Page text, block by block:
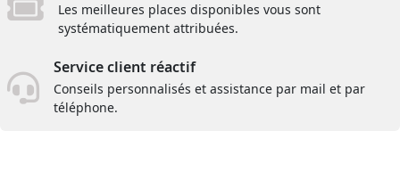
Les meilleures places disponibles vous sont
systématiquement attribuées.
Service client réactif
Conseils personnalisés et assistance par mail et par
téléphone.